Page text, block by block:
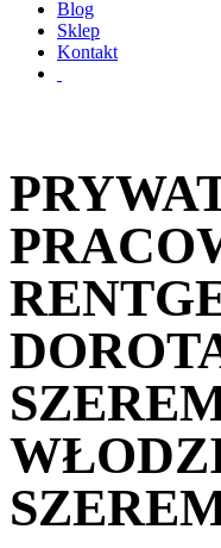
Blog
Sklep
Kontakt